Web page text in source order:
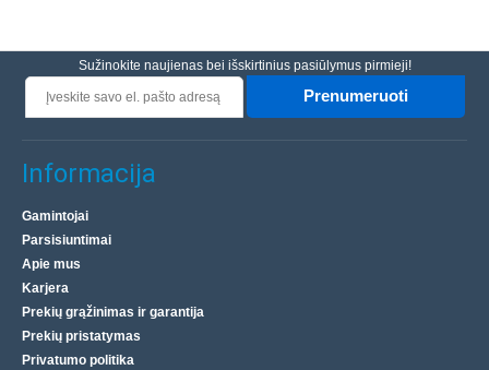
Velleman DVM020 multimetras
Nešiojamasis skaitmeninis multimetras „Velleman
DVM020 True RMS“ yra universalus įrankis įtampai (iki
600 V), srovei (iki 10 A), varžai (iki 20 MΩ) ir temperat..
Sužinokite naujienas bei išskirtinius pasiūlymus pirmieji!
Prenumeruoti
Informacija
Gamintojai
Parsisiuntimai
Apie mus
Karjera
Prekių grąžinimas ir garantija
Prekių pristatymas
Privatumo politika